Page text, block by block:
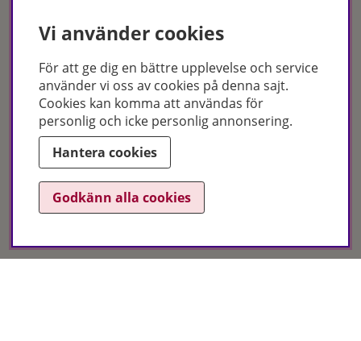
Tiktok
Leverans & betalsätt
Vi använder cookies
För att ge dig en bättre upplevelse och service
använder vi oss av cookies på denna sajt.
Cookies kan komma att användas för
personlig och icke personlig annonsering.
Hantera cookies
Godkänn alla cookies